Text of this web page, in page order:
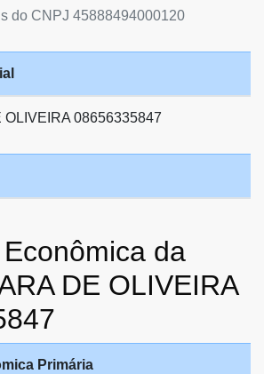
do CNPJ 45888494000120
OLIVEIRA 08656335847
da
DE OLIVEIRA
Primária